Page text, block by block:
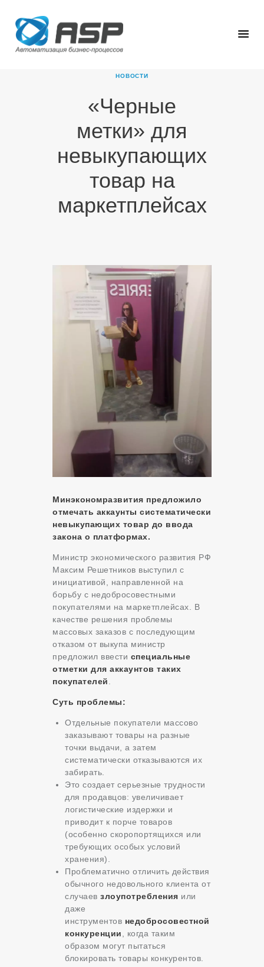
НОВОСТИ
«Черные
метки» для
невыкупающих
товар на
маркетплейсах
ГЛАВНАЯ
О КОМПАНИИ
НОВОСТИ
КАРЬЕРА
ПАРТНЕРЫ
КОНТАКТЫ
Минэкономразвития предложило
отмечать аккаунты систематически
невыкупающих товар до ввода
закона о платформах.
Министр экономического развития РФ
Максим Решетников выступил с
инициативой, направленной на
борьбу с недобросовестными
покупателями на маркетплейсах. В
качестве решения проблемы
массовых заказов с последующим
отказом от выкупа министр
предложил ввести специальные
отметки для аккаунтов таких
покупателей
Суть проблемы:
Отдельные покупатели массово
заказывают товары на разные
точки выдачи, а затем
систематически отказываются их
забирать.
Это создает серьезные трудности
для продавцов: увеличивает
логистические издержки и
приводит к порче товаров
(особенно скоропортящихся или
требующих особых условий
хранения).
Проблематично отличить действия
обычного недовольного клиента от
случаев злоупотребления или
даже
инструментов недобросовестной
конкуренции , когда таким
образом могут пытаться
блокировать товары конкурентов.